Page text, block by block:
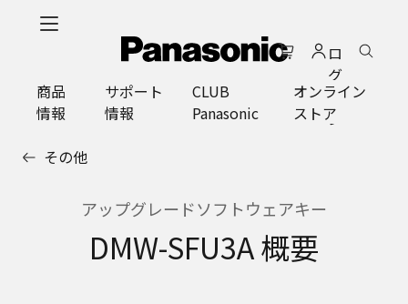
ロ
グ
イ
ン
商品
情報
サポート
情報
CLUB
Panasonic
オンライン
ストア
その他
アップグレードソフトウェアキー
DMW-SFU3A 概要